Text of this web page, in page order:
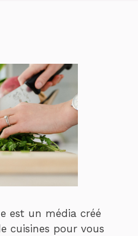
est un média créé
cuisines pour vous